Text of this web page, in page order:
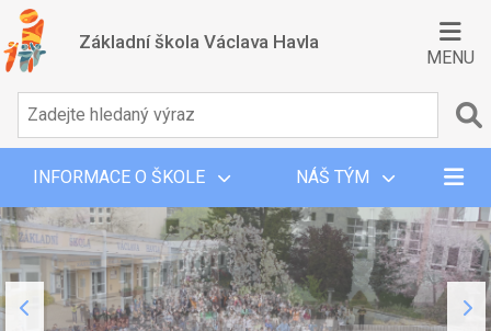
Základní škola Václava Havla
MENU
INFORMACE O ŠKOLE NÁŠ TÝM